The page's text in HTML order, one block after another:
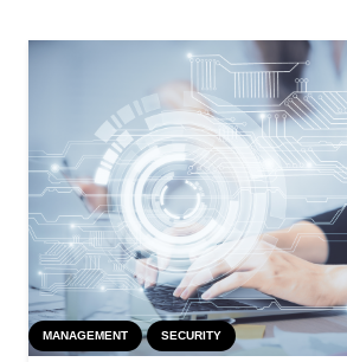
MANAGEMENT SECURITY